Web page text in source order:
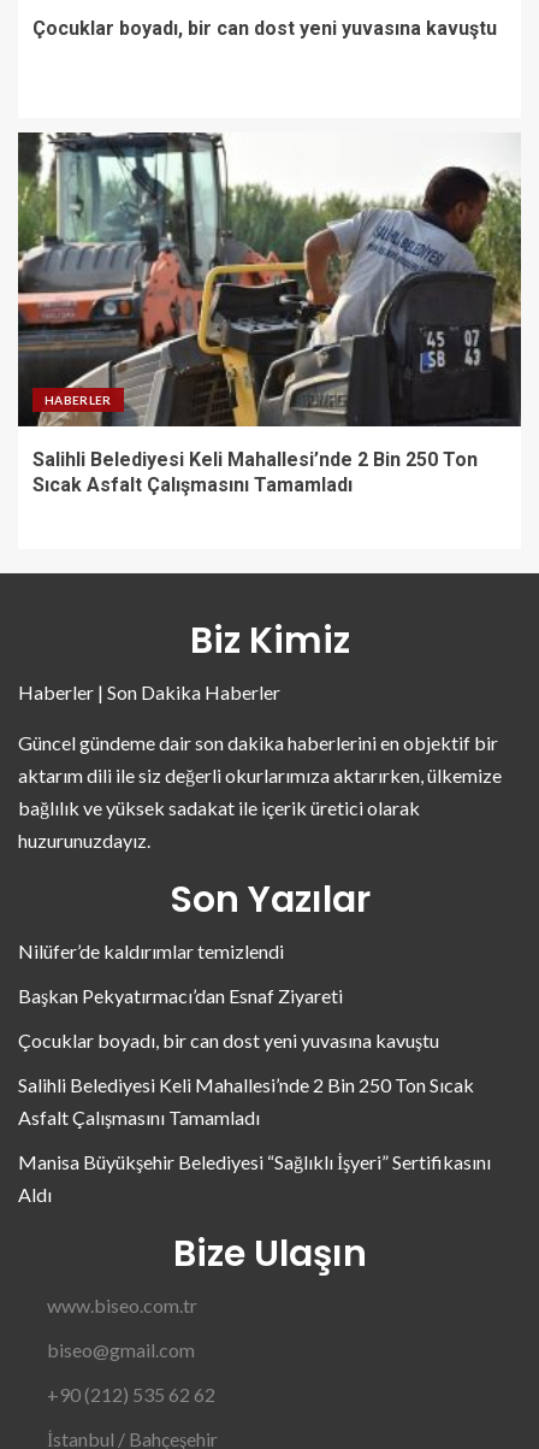
Çocuklar boyadı, bir can dost yeni yuvasına kavuştu
HABERLER
Salihli Belediyesi Keli Mahallesi’nde 2 Bin 250 Ton
Sıcak Asfalt Çalışmasını Tamamladı
Biz Kimiz
Haberler | Son Dakika Haberler
Güncel gündeme dair son dakika haberlerini en objektif bir
aktarım dili ile siz değerli okurlarımıza aktarırken, ülkemize
bağlılık ve yüksek sadakat ile içerik üretici olarak
huzurunuzdayız.
Son Yazılar
Nilüfer’de kaldırımlar temizlendi
Başkan Pekyatırmacı’dan Esnaf Ziyareti
Çocuklar boyadı, bir can dost yeni yuvasına kavuştu
Salihli Belediyesi Keli Mahallesi’nde 2 Bin 250 Ton Sıcak
Asfalt Çalışmasını Tamamladı
Manisa Büyükşehir Belediyesi “Sağlıklı İşyeri” Sertifikasını
Aldı
Bize Ulaşın
www.biseo.com.tr
biseo@gmail.com
+90 (212) 535 62 62
İstanbul / Bahçeşehir